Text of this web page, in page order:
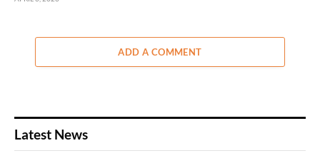
ADD A COMMENT
Latest News